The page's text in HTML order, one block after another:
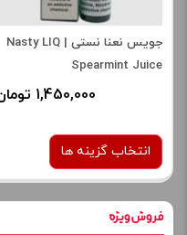
جویس نعنا نستی | Nasty LIQ
Spearmint Juice
1,450,000 تومان
انتخاب گزینه ها
نیکوتین: